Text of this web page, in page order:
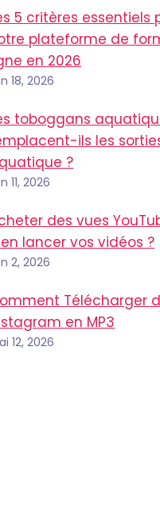
5 critères essentiels
plateforme de
en 2026
18, 2026
toboggans
ils les
?
11, 2026
des vues
lancer vos vidéos ?
2, 2026
Télécharger
en MP3
12, 2026